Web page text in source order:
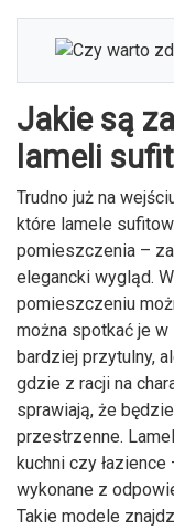
Jakie są
lameli
Trudno już na
które lamele
pomieszczenia –
elegancki wygląd.
pomieszczeniu
można spotkać je
bardziej przytulny,
gdzie z racji na
sprawiają, że
przestrzenne.
kuchni czy
wykonane z
Takie modele